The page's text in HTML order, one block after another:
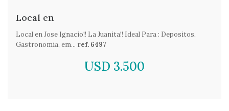
Local en
Local en Jose Ignacio!! La Juanita!! Ideal Para : Depositos,
Gastronomia, em... ref. 6497
USD 3.500